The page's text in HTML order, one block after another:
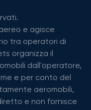
e agisce
tra operatori di
organizza il
dall'operatore,
e per conto del
aeromobili,
e non fornisce